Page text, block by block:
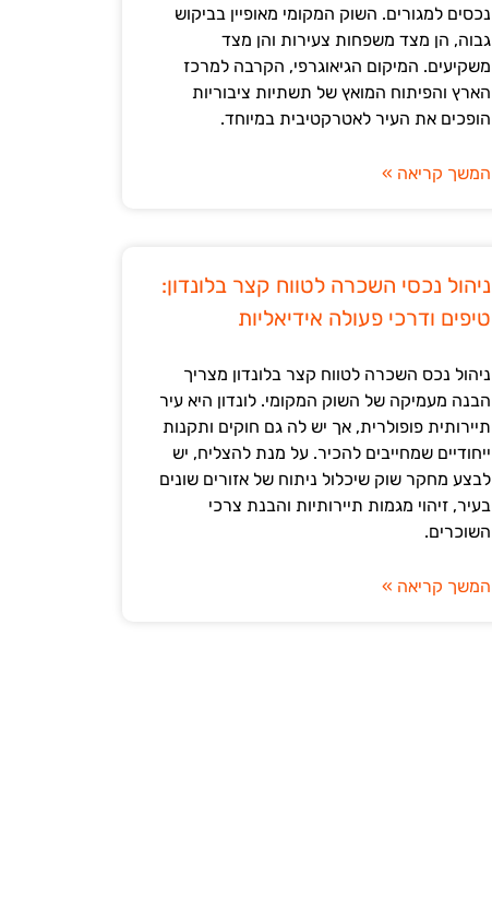
נכסים למגורים. השוק המקומי מאופיין בביקוש
גבוה, הן מצד משפחות צעירות והן מצד
משקיעים. המיקום הגיאוגרפי, הקרבה למרכז
הארץ והפיתוח המואץ של תשתיות ציבוריות
הופכים את העיר לאטרקטיבית במיוחד.
המשך קריאה »
ניהול נכסי השכרה לטווח קצר בלונדון:
טיפים ודרכי פעולה אידיאליות
ניהול נכס השכרה לטווח קצר בלונדון מצריך
הבנה מעמיקה של השוק המקומי. לונדון היא עיר
תיירותית פופולרית, אך יש לה גם חוקים ותקנות
ייחודיים שמחייבים להכיר. על מנת להצליח, יש
לבצע מחקר שוק שיכלול ניתוח של אזורים שונים
בעיר, זיהוי מגמות תיירותיות והבנת צרכי
השוכרים.
המשך קריאה »